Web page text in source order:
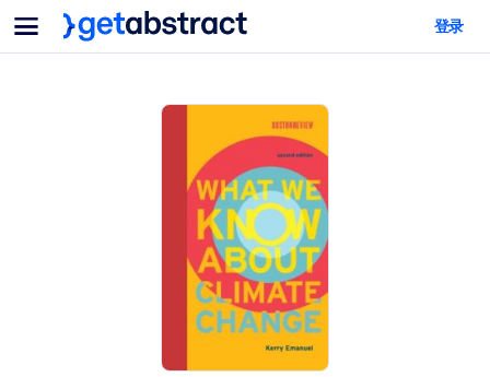
菜单
面向团队与管理者
为您的员工配备关键的人工智能技能。
帮助您的管理者为未来的工作时代做好准备。
让团队更轻松地共同学习、解决实际问题并更快采取行动。
培养您的员工应对未来挑战所需的技能。
面向人工智能系统
登录